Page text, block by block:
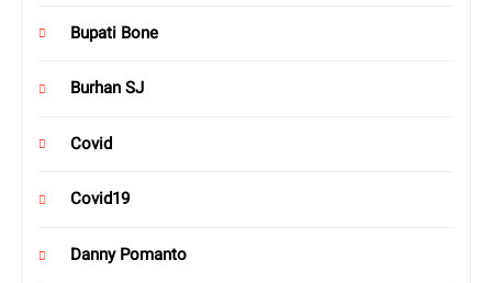
Bupati Bone
Burhan SJ
Covid
Covid19
Danny Pomanto